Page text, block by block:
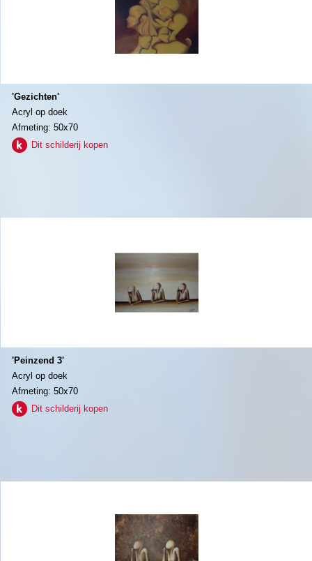
'Gezichten'
Acryl op doek
Afmeting: 50x70
Dit schilderij kopen
'Peinzend 3'
Acryl op doek
Afmeting: 50x70
Dit schilderij kopen